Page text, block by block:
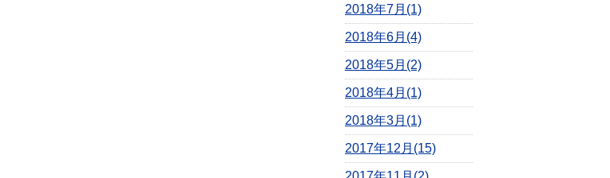
2018年7月(1)
2018年6月(4)
2018年5月(2)
2018年4月(1)
2018年3月(1)
2017年12月(15)